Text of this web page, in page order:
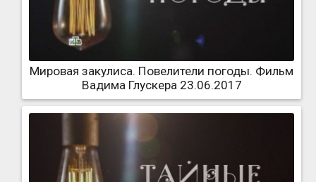
Мировая закулиса. Повелители погоды. Фильм
Вадима Глускера 23.06.2017